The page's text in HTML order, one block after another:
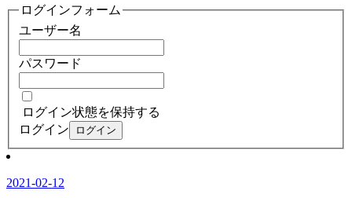
ログインフォーム
ユーザー名
パスワード
ログイン状態を保持する
ログイン
2021-02-12